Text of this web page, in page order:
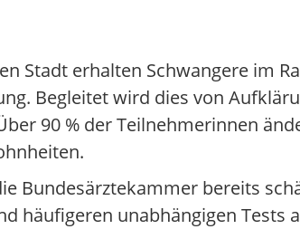
Stadt erhalten Schwangere im
Begleitet wird dies von
90 % der Teilnehmerinnen
Bundesärztekammer bereits
häufigeren unabhängigen Tests